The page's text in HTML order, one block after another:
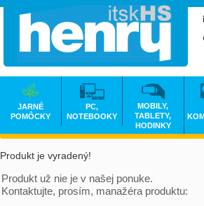
Produkt je vyradený!
Produkt už nie je v našej ponuke.
Kontaktujte, prosím, manažéra produktu:
JARNÉ
POMÔCKY
PC,
NOTEBOOKY
MOBILY,
TABLETY,
HODINKY